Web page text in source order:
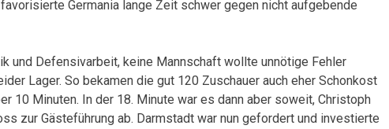
Germania lange Zeit schwer gegen nicht aufgebende
und Defensivarbeit, keine Mannschaft wollte unnötige Fehler
Lager. So bekamen die gut 120 Zuschauer auch eher Schonkost
10 Minuten. In der 18. Minute war es dann aber soweit, Christoph
zur Gästeführung ab. Darmstadt war nun gefordert und investierte